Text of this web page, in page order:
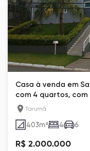
Casa à venda em
com 4 quartos, com
Tarumã
403m² 4 6
R$ 2.000.000